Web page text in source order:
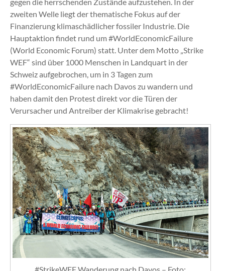
gegen die herrschenden Zustände aufzustehen. In der
zweiten Welle liegt der thematische Fokus auf der
Finanzierung klimaschädlicher fossiler Industrie. Die
Hauptaktion findet rund um #WorldEconomicFailure
(World Economic Forum) statt. Unter dem Motto „Strike
WEF“ sind über 1000 Menschen in Landquart in der
Schweiz aufgebrochen, um in 3 Tagen zum
#WorldEconomicFailure nach Davos zu wandern und
haben damit den Protest direkt vor die Türen der
Verursacher und Antreiber der Klimakrise gebracht!